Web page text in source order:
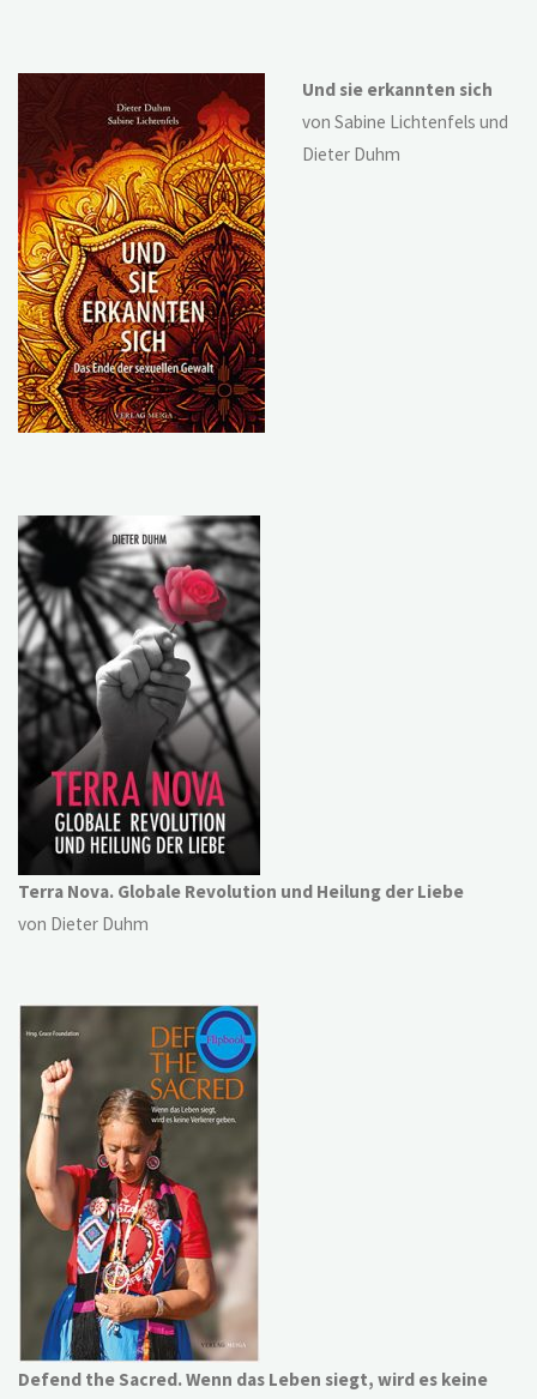
Und sie erkannten sich
von Sabine Lichtenfels und
Dieter Duhm
Terra Nova. Globale Revolution und Heilung der Liebe
von Dieter Duhm
Defend the Sacred. Wenn das Leben siegt, wird es keine